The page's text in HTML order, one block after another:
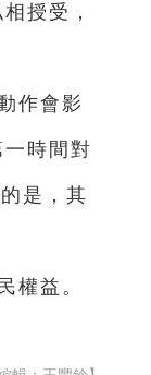
授受，
作會影
時間對
是，其
權益。